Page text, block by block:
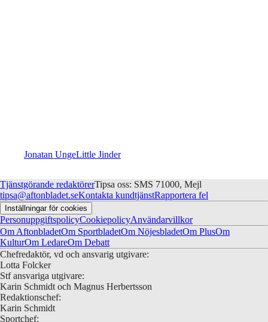
Jonatan UngeLittle Jinder
Tjänstgörande redaktörerTipsa oss: SMS 71000, Mejl
tipsa@aftonbladet.seKontakta kundtjänstRapportera fel
Inställningar för cookies
PersonuppgiftspolicyCookiepolicyAnvändarvillkor
Om AftonbladetOm SportbladetOm NöjesbladetOm PlusOm
KulturOm LedareOm Debatt
Chefredaktör, vd och ansvarig utgivare:
Lotta Folcker
Stf ansvariga utgivare:
Karin Schmidt och Magnus Herbertsson
Redaktionschef:
Karin Schmidt
Sportchef: